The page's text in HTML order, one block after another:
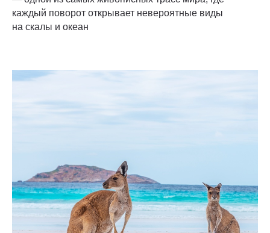
каждый поворот открывает невероятные виды
на скалы и океан